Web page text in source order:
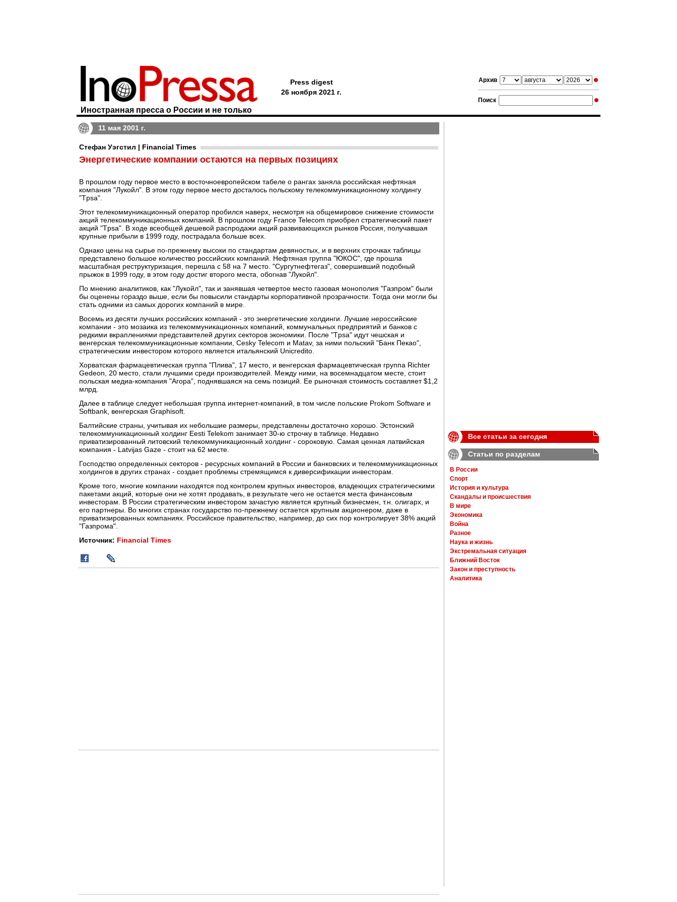
Архив
Поиск
Иностранная пресса о России и не только
Press digest
26 ноября 2021 г.
11 мая 2001 г.
Стефан Уэгстил | Financial Times
Энергетические компании остаются на первых позициях
В прошлом году первое место в восточноевропейском табеле о рангах заняла российская нефтяная
компания "Лукойл". В этом году первое место досталось польскому телекоммуникационному холдингу
"Tpsa".
Этот телекоммуникационный оператор пробился наверх, несмотря на общемировое снижение стоимости
акций телекоммуникационных компаний. В прошлом году France Telecom приобрел стратегический пакет
акций "Tpsa". В ходе всеобщей дешевой распродажи акций развивающихся рынков Россия, получавшая
крупные прибыли в 1999 году, пострадала больше всех.
Однако цены на сырье по-прежнему высоки по стандартам девяностых, и в верхних строчках таблицы
представлено большое количество российских компаний. Нефтяная группа "ЮКОС", где прошла
масштабная реструктуризация, перешла с 58 на 7 место. "Сургутнефтегаз", совершивший подобный
прыжок в 1999 году, в этом году достиг второго места, обогнав "Лукойл".
По мнению аналитиков, как "Лукойл", так и занявшая четвертое место газовая монополия "Газпром" были
бы оценены гораздо выше, если бы повысили стандарты корпоративной прозрачности. Тогда они могли бы
стать одними из самых дорогих компаний в мире.
Восемь из десяти лучших российских компаний - это энергетические холдинги. Лучшие нероссийские
компании - это мозаика из телекоммуникационных компаний, коммунальных предприятий и банков с
редкими вкраплениями представителей других секторов экономики. После "Tpsa" идут чешская и
венгерская телекоммуникационные компании, Cesky Telecom и Matav, за ними польский "Банк Пекао",
стратегическим инвестором которого является итальянский Unicredito.
Хорватская фармацевтическая группа "Плива", 17 место, и венгерская фармацевтическая группа Richter
Gedeon, 20 место, стали лучшими среди производителей. Между ними, на восемнадцатом месте, стоит
польская медиа-компания "Агора", поднявшаяся на семь позиций. Ее рыночная стоимость составляет $1,2
млрд.
Далее в таблице следует небольшая группа интернет-компаний, в том числе польские Prokom Software и
Softbank, венгерская Graphisoft.
Балтийские страны, учитывая их небольшие размеры, представлены достаточно хорошо. Эстонский
телекоммуникационный холдинг Eesti Telekom занимает 30-ю строчку в таблице. Недавно
приватизированный литовский телекоммуникационный холдинг - сороковую. Самая ценная латвийская
компания - Latvijas Gaze - стоит на 62 месте.
Господство определенных секторов - ресурсных компаний в России и банковских и телекоммуникационных
холдингов в других странах - создает проблемы стремящимся к диверсификации инвесторам.
Кроме того, многие компании находятся под контролем крупных инвесторов, владеющих стратегическими
пакетами акций, которые они не хотят продавать, в результате чего не остается места финансовым
инвесторам. В России стратегическим инвестором зачастую является крупный бизнесмен, т.н. олигарх, и
его партнеры. Во многих странах государство по-прежнему остается крупным акционером, даже в
приватизированных компаниях. Российское правительство, например, до сих пор контролирует 38% акций
"Газпрома".
Источник: Financial Times
Все статьи за сегодня
Статьи по разделам
В России
Спорт
История и культура
Скандалы и происшествия
В мире
Экономика
Война
Разное
Наука и жизнь
Экстремальная ситуация
Ближний Восток
Закон и преступность
Аналитика